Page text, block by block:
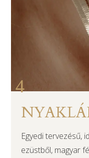
Egyedi tervezésű,
ezüstből, magyar